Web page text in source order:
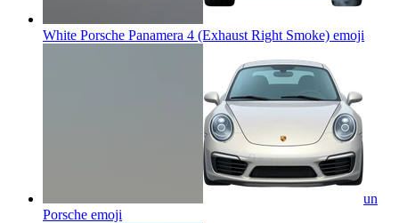
White Porsche Panamera 4 (Exhaust Right Smoke) emoji
un
Porsche emoji